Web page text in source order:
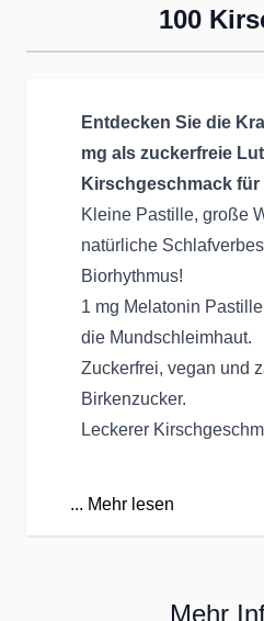
100
Entdecken Sie die
mg als zuckerfreie
Kirschgeschmack
Kleine Pastille, große
natürliche
Biorhythmus!
1 mg Melatonin
die Mundschleimhaut.
Zuckerfrei, vegan und
Birkenzucker.
Leckerer
1 mg Melatonin pro
... Mehr lesen
Mehr